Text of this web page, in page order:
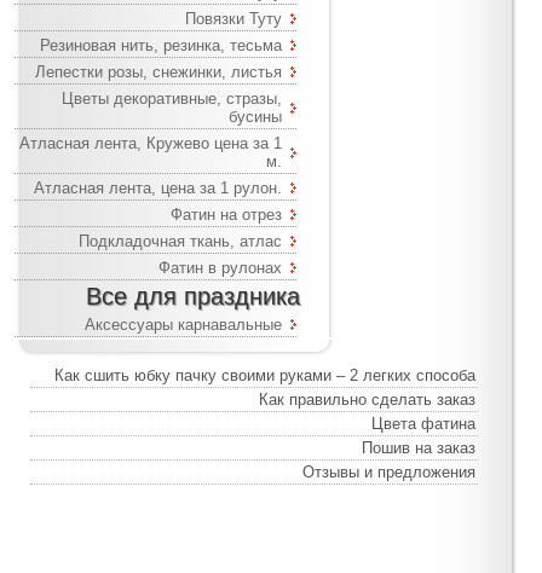
Повязки Туту
Резиновая нить, резинка, тесьма
Лепестки розы, снежинки, листья
Цветы декоративные, стразы,
бусины
Атласная лента, Кружево цена за 1
м.
Атласная лента, цена за 1 рулон.
Фатин на отрез
Подкладочная ткань, атлас
Фатин в рулонах
Все для праздника
Аксессуары карнавальные
Как сшить юбку пачку своими руками – 2 легких способа
Как правильно сделать заказ
Цвета фатина
Пошив на заказ
Отзывы и предложения